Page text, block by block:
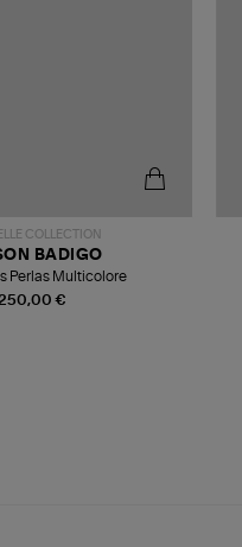
COLLECTION
€
BADIGO
Perlas Multicolore